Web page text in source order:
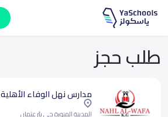
طلب حجز
مدارس نهل الوفاء الأهلية
المدينة المنورة حي بئر عثمان